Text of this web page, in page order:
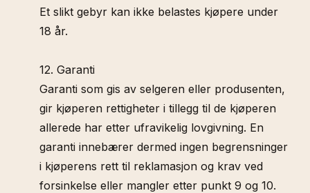
Et slikt gebyr kan ikke belastes kjøpere under
18 år.
12. Garanti
Garanti som gis av selgeren eller produsenten,
gir kjøperen rettigheter i tillegg til de kjøperen
allerede har etter ufravikelig lovgivning. En
garanti innebærer dermed ingen begrensninger
i kjøperens rett til reklamasjon og krav ved
forsinkelse eller mangler etter punkt 9 og 10.